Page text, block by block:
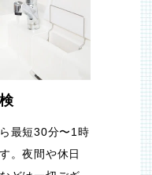
最短30分〜1時
。夜間や休日